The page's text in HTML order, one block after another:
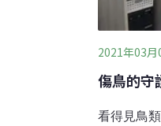
2021年03月
傷鳥的守
看得見鳥